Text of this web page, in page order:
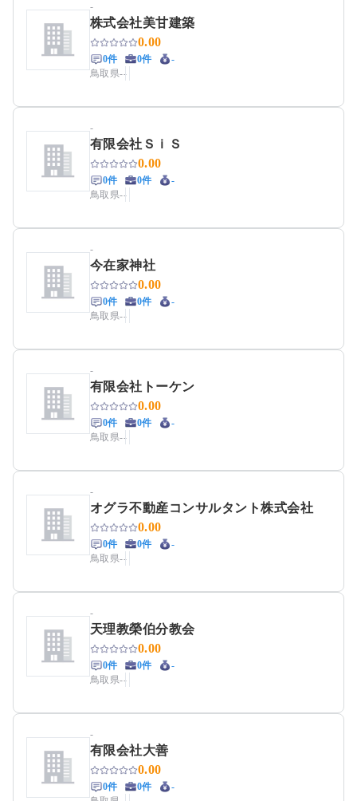
-
株式会社美甘建築
0.00
0件 0件
-
鳥取県--
-
有限会社ＳｉＳ
0.00
0件 0件
-
鳥取県--
-
今在家神社
0.00
0件 0件
-
鳥取県--
-
有限会社トーケン
0.00
0件 0件
-
鳥取県--
-
オグラ不動産コンサルタント株式会社
0.00
0件 0件
-
鳥取県--
-
天理教榮伯分教会
0.00
0件 0件
-
鳥取県--
-
有限会社大善
0.00
0件 0件
-